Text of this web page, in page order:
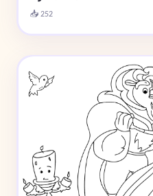
📥 252